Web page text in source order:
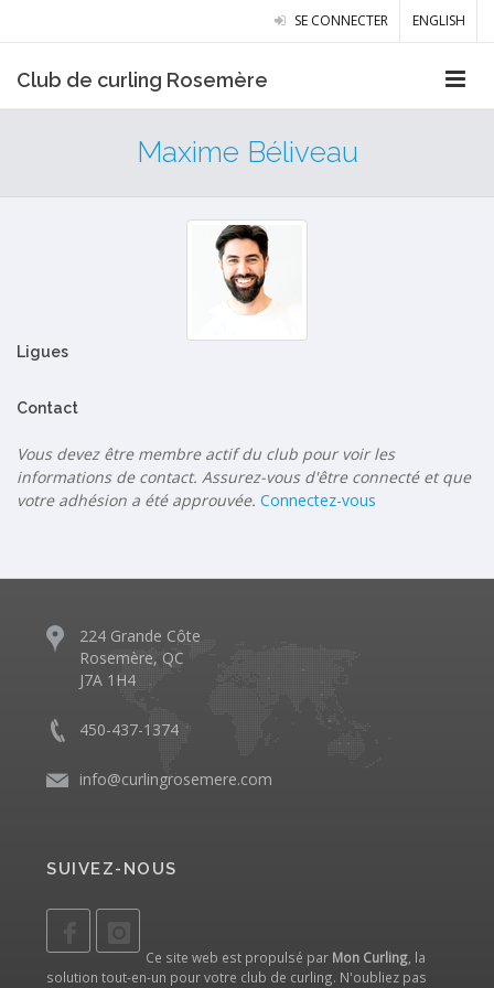
SE CONNECTER ENGLISH
Club de curling Rosemère
Maxime Béliveau
Ligues
Contact
Vous devez être membre actif du club pour voir les
informations de contact. Assurez-vous d'être connecté et que
votre adhésion a été approuvée. Connectez-vous
224 Grande Côte
Rosemère, QC
J7A 1H4
450-437-1374
info@curlingrosemere.com
SUIVEZ-NOUS
Ce site web est propulsé par Mon Curling , la
solution tout-en-un pour votre club de curling. N'oubliez pas